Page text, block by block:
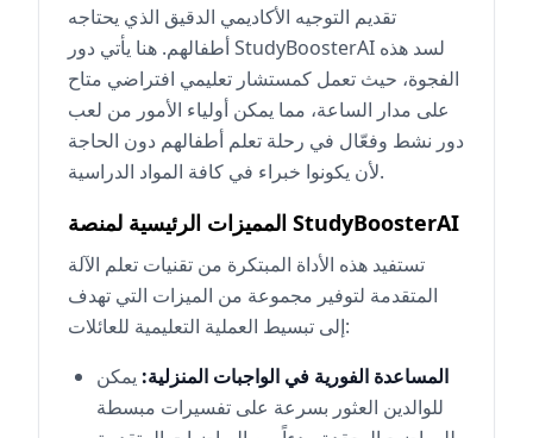
تقديم التوجيه الأكاديمي الدقيق الذي يحتاجه
أطفالهم. هنا يأتي دور StudyBoosterAI لسد هذه
الفجوة، حيث تعمل كمستشار تعليمي افتراضي متاح
على مدار الساعة، مما يمكن أولياء الأمور من لعب
دور نشط وفعّال في رحلة تعلم أطفالهم دون الحاجة
لأن يكونوا خبراء في كافة المواد الدراسية.
المميزات الرئيسية لمنصة StudyBoosterAI
تستفيد هذه الأداة المبتكرة من تقنيات تعلم الآلة
المتقدمة لتوفير مجموعة من الميزات التي تهدف
إلى تبسيط العملية التعليمية للعائلات:
المساعدة الفورية في الواجبات المنزلية: يمكن
للوالدين العثور بسرعة على تفسيرات مبسطة